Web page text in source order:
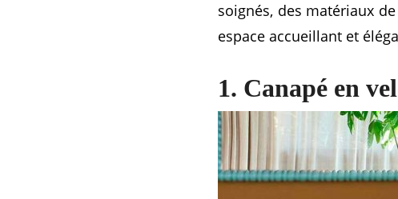
soignés, des matériaux
espace accueillant et
1. Canapé en